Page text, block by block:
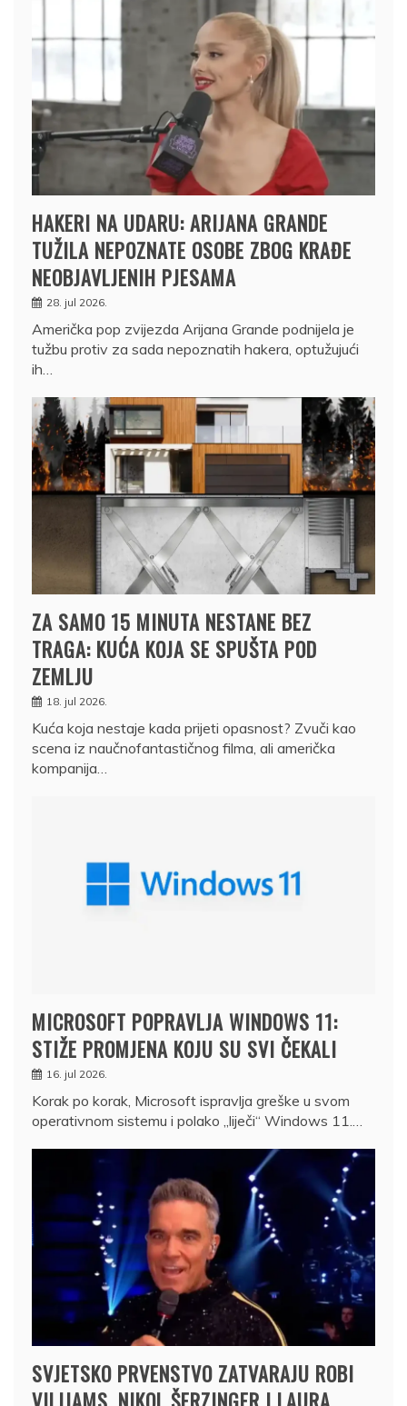
HAKERI NA UDARU: ARIJANA GRANDE
TUŽILA NEPOZNATE OSOBE ZBOG KRAĐE
NEOBJAVLJENIH PJESAMA
28. jul 2026.
Američka pop zvijezda Arijana Grande podnijela je
tužbu protiv za sada nepoznatih hakera, optužujući
ih…
ZA SAMO 15 MINUTA NESTANE BEZ
TRAGA: KUĆA KOJA SE SPUŠTA POD
ZEMLJU
18. jul 2026.
Kuća koja nestaje kada prijeti opasnost? Zvuči kao
scena iz naučnofantastičnog filma, ali američka
kompanija…
MICROSOFT POPRAVLJA WINDOWS 11:
STIŽE PROMJENA KOJU SU SVI ČEKALI
16. jul 2026.
Korak po korak, Microsoft ispravlja greške u svom
operativnom sistemu i polako „liječi“ Windows 11.…
SVJETSKO PRVENSTVO ZATVARAJU ROBI
VILIJAMS, NIKOL ŠERZINGER I LAURA